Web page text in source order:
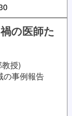
の医師た
授)
の事例報告